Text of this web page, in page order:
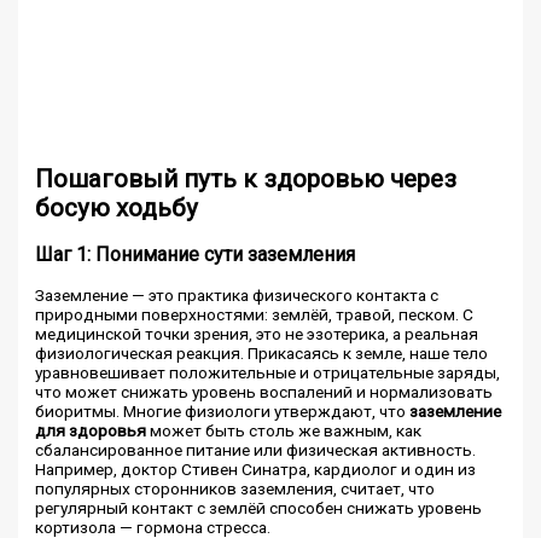
Пошаговый путь к здоровью через
босую ходьбу
Шаг 1: Понимание сути заземления
Заземление — это практика физического контакта с
природными поверхностями: землёй, травой, песком. С
медицинской точки зрения, это не эзотерика, а реальная
физиологическая реакция. Прикасаясь к земле, наше тело
уравновешивает положительные и отрицательные заряды,
что может снижать уровень воспалений и нормализовать
биоритмы. Многие физиологи утверждают, чтозаземление
для здоровьяможет быть столь же важным, как
сбалансированное питание или физическая активность.
Например, доктор Стивен Синатра, кардиолог и один из
популярных сторонников заземления, считает, что
регулярный контакт с землёй способен снижать уровень
кортизола — гормона стресса.